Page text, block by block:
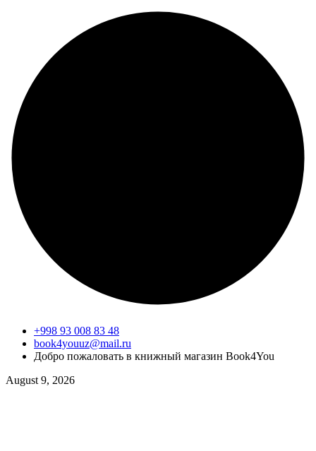
+998 93 008 83 48
book4youuz@mail.ru
Добро пожаловать в книжный магазин Book4You
August 9, 2026